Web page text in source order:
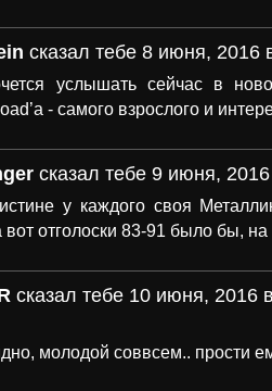
сказал тебе 8 июня, 2016
услышать сейчас в
- самого взрослого и
сказал тебе 9 июня,
у каждого своя
вот отголоски 83-91 было бы,
сказал тебе 10 июня, 2016
молодой соввсем.. прости